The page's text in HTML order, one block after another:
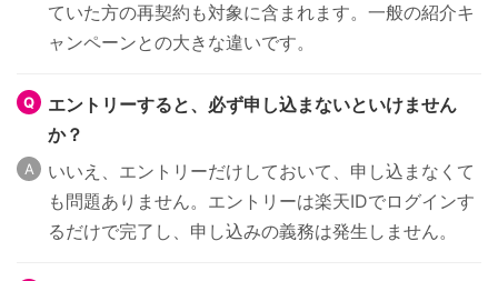
ていた方の再契約も対象に含まれます。一般の紹介キ
ャンペーンとの大きな違いです。
エントリーすると、必ず申し込まないといけません
か？
いいえ、エントリーだけしておいて、申し込まなくて
も問題ありません。エントリーは楽天IDでログインす
るだけで完了し、申し込みの義務は発生しません。